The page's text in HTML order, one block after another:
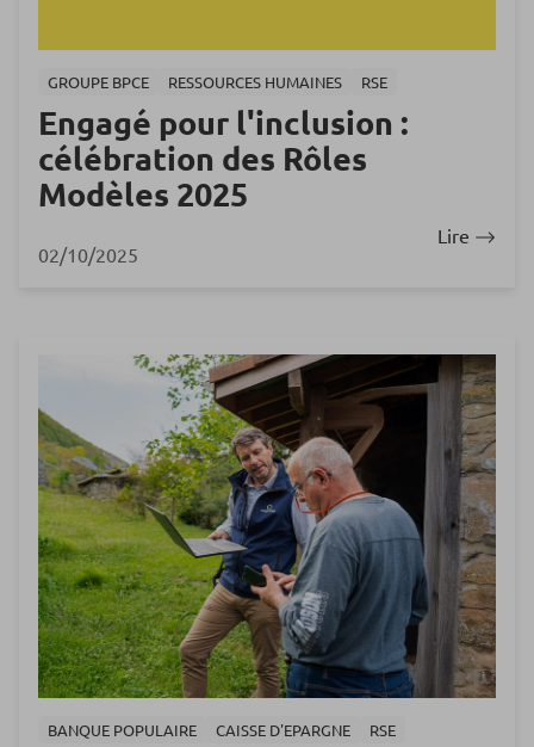
GROUPE BPCE RESSOURCES HUMAINES RSE
Engagé pour l'inclusion :
célébration des Rôles
Modèles 2025
02/10/2025
Lire
BANQUE POPULAIRE CAISSE D'EPARGNE RSE